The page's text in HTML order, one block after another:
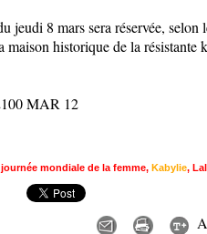
jeudi 8 mars sera réservée,
maison historique de la résistante
MAR 12
journée mondiale de la femme, Kabylie,